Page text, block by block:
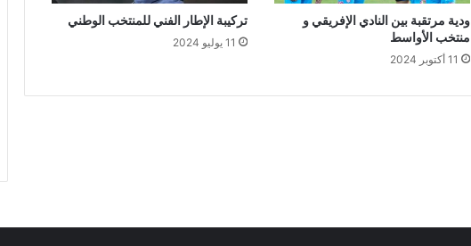
ودية مرتقبة بين النادي الإفريقي و
منتخب الأواسط
11 أكتوبر 2024
تركيبة الإطار الفني للمنتخب الوطني
11 يوليو 2024